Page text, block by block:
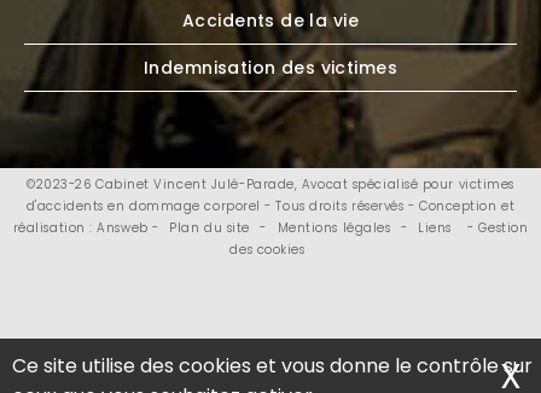
Ce site utilise des cookies et vous donne le contrôle sur
X
Accidents de la vie
Indemnisation des victimes
©2023-26 Cabinet Vincent Julé-Parade, Avocat spécialisé pour victimes
d'accidents en dommage corporel - Tous droits réservés - Conception et
réalisation : Answeb -
Plan du site - Mentions légales - Liens
- Gestion
des cookies